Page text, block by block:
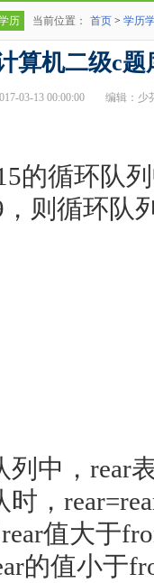
历 当前位置： 首页 > 学历
算机二级c
03-13 00:00:00 编辑：少
循环队列
则循环队
中，rear
，
值大于
的值小于